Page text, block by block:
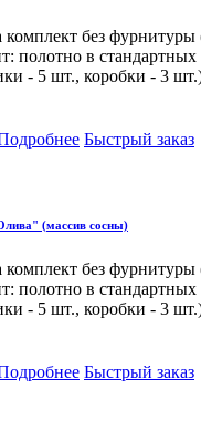
комплект без фурнитуры
полотно в стандартных
- 5 шт., коробки - 3
Быстрый заказ
(массив сосны)
комплект без фурнитуры
полотно в стандартных
- 5 шт., коробки - 3
Быстрый заказ